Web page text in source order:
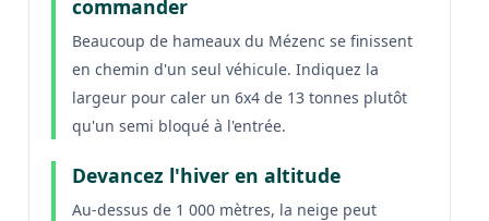
commander
Beaucoup de hameaux du Mézenc se finissent
en chemin d'un seul véhicule. Indiquez la
largeur pour caler un 6x4 de 13 tonnes plutôt
qu'un semi bloqué à l'entrée.
Devancez l'hiver en altitude
Au-dessus de 1 000 mètres, la neige peut